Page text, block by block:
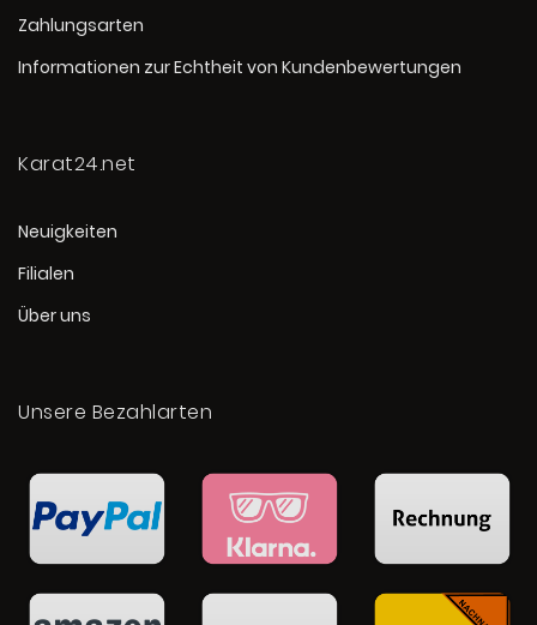
Zahlungsarten
Informationen zur Echtheit von Kundenbewertungen
Karat24.net
Neuigkeiten
Filialen
Über uns
Unsere Bezahlarten